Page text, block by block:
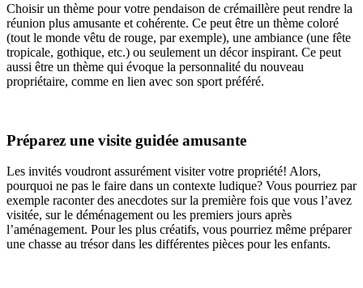
Choisir un thème pour votre pendaison de crémaillère peut rendre la
réunion plus amusante et cohérente. Ce peut être un thème coloré
(tout le monde vêtu de rouge, par exemple), une ambiance (une fête
tropicale, gothique, etc.) ou seulement un décor inspirant. Ce peut
aussi être un thème qui évoque la personnalité du nouveau
propriétaire, comme en lien avec son sport préféré.
Préparez une visite guidée amusante
Les invités voudront assurément visiter votre propriété! Alors,
pourquoi ne pas le faire dans un contexte ludique? Vous pourriez par
exemple raconter des anecdotes sur la première fois que vous l’avez
visitée, sur le déménagement ou les premiers jours après
l’aménagement. Pour les plus créatifs, vous pourriez même préparer
une chasse au trésor dans les différentes pièces pour les enfants.